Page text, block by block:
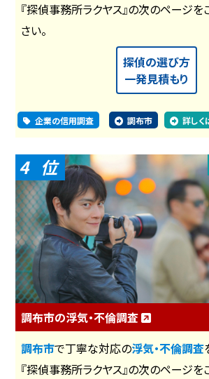
『探偵事務所ラクヤス』の次のページを
さい。
探偵の選び方
一発見積もり
企業の信用調査 調布市 詳しく
4
調布市の浮気・不倫調査
調布市で丁寧な対応の浮気・不倫調査
『探偵事務所ラクヤス』の次のページを